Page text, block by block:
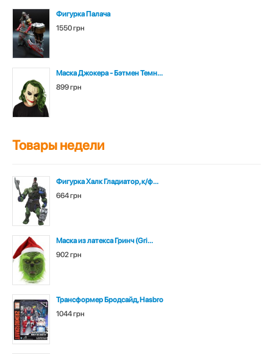
Фигурка Палача
1550 грн
Маска Джокера - Бэтмен Темн...
899 грн
Товары недели
Фигурка Халк Гладиатор, к/ф...
664 грн
Маска из латекса Гринч (Gri...
902 грн
Трансформер Бродсайд, Hasbro
1044 грн